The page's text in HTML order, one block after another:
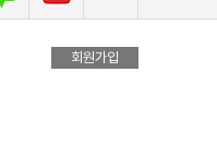
회원가입